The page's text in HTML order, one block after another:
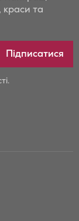
краси та
Підписатися